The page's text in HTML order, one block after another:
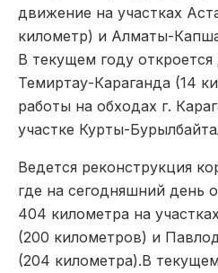
движение на участках
километр) и Алматы-
В текущем году
Темиртау-Караганда (14
работы на обходах г.
участке Курты-
Ведется реконструкция
где на сегодняшний день
404 километра на
(200 километров) и
(204 километра).В